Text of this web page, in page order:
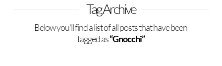
Tag Archive
Below you'll find a list of all posts that have been
tagged as“Gnocchi”